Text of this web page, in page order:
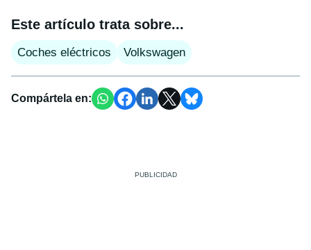
Este artículo trata sobre...
Coches eléctricos Volkswagen
Compártela en: